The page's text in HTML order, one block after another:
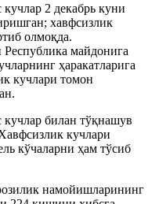
2 декабрь куни
хавфсизлик
олмоқда.
майдонига
ҳаракатларига
кучлари томон
кучлар билан тўқнашув
кучлари
кўчаларни ҳам тўсиб
намойишларининг